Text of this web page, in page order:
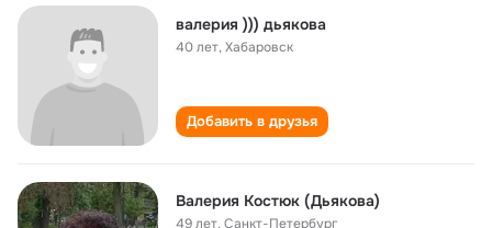
валерия ))) дьякова
40 лет,Хабаровск
Добавить в друзья
Валерия Костюк (Дьякова)
49 лет,Санкт-Петербург